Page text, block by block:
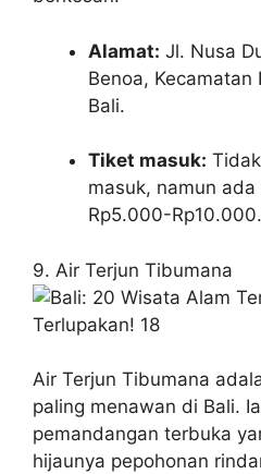
Alamat: Jl. Nusa
Benoa, Kecamatan
Bali.
Tiket masuk:
masuk, namun
Rp5.000-Rp10.000.
9. Air Terjun Tibumana
Air Terjun Tibumana
paling menawan di Bali.
pemandangan terbuka
hijaunya pepohonan